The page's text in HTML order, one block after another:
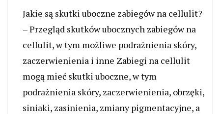
Jakie są skutki uboczne zabiegów na cellulit?
– Przegląd skutków ubocznych zabiegów na
cellulit, w tym możliwe podrażnienia skóry,
zaczerwienienia i inne Zabiegi na cellulit
mogą mieć skutki uboczne, w tym
podrażnienia skóry, zaczerwienienia, obrzęki,
siniaki, zasinienia, zmiany pigmentacyjne, a